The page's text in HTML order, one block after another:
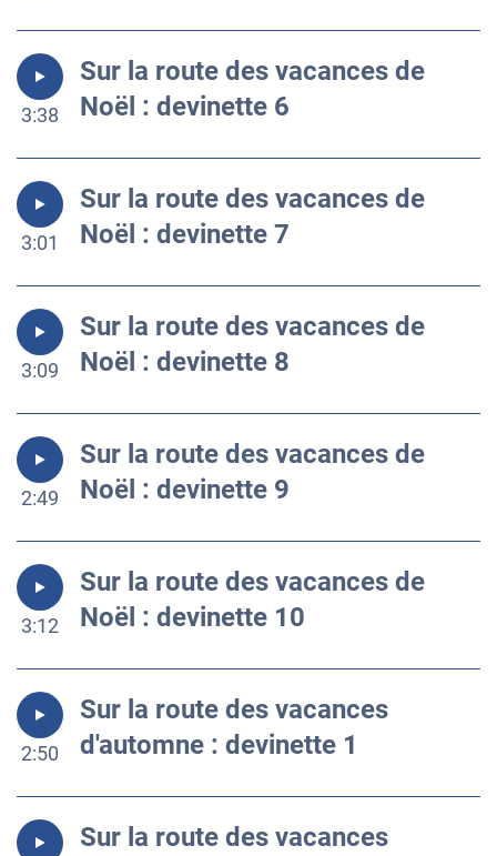
3:38
Sur la route des vacances de
Noël : devinette 6
3:01
Sur la route des vacances de
Noël : devinette 7
3:09
Sur la route des vacances de
Noël : devinette 8
2:49
Sur la route des vacances de
Noël : devinette 9
3:12
Sur la route des vacances de
Noël : devinette 10
2:50
Sur la route des vacances
d'automne : devinette 1
Sur la route des vacances